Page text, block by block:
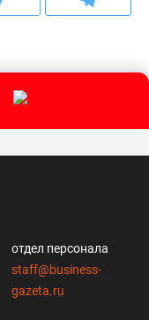
отдел персонала
staff@business-
gazeta.ru